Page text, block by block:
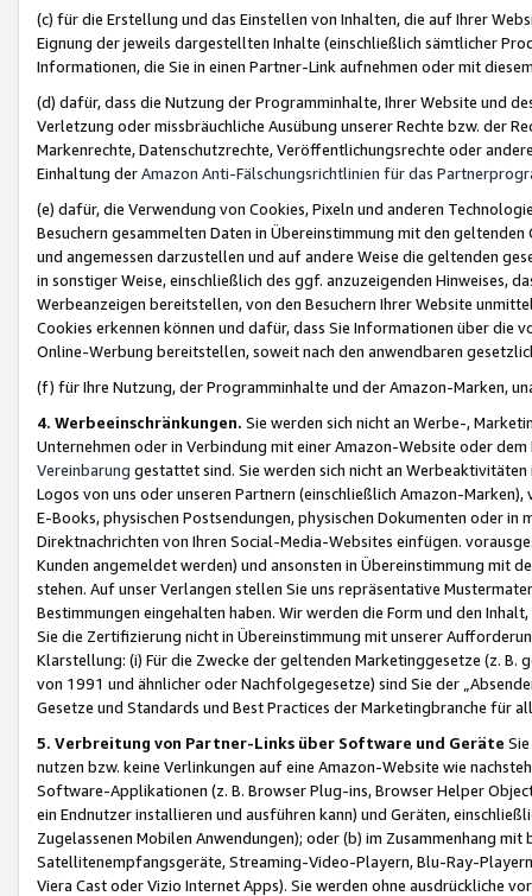
(c) für die Erstellung und das Einstellen von Inhalten, die auf Ihrer
Eignung der jeweils dargestellten Inhalte (einschließlich sämtlicher
Informationen, die Sie in einen Partner-Link aufnehmen oder mit
(d) dafür, dass die Nutzung der Programminhalte, Ihrer Website und
Verletzung oder missbräuchliche Ausübung unserer Rechte bzw. der
Markenrechte, Datenschutzrechte, Veröffentlichungsrechte oder
Einhaltung derAmazon Anti-Fälschungsrichtlinien für das
(e) dafür, die Verwendung von Cookies, Pixeln und anderen
Besuchern gesammelten Daten in Übereinstimmung mit den
und angemessen darzustellen und auf andere Weise die geltenden
in sonstiger Weise, einschließlich des ggf. anzuzeigenden Hinweises,
Werbeanzeigen bereitstellen, von den Besuchern Ihrer Website
Cookies erkennen können und dafür, dass Sie Informationen über die
Online-Werbung bereitstellen, soweit nach den anwendbaren
(f) für Ihre Nutzung, der Programminhalte und der Amazon-Marken,
4. Werbeeinschränkungen. Sie werden sich nicht an Werbe-,
Unternehmen oder in Verbindung mit einer Amazon-Website oder
Vereinbarung gestattet sind. Sie werden sich nicht an
Logos von uns oder unseren Partnern (einschließlich Amazon-
E-Books, physischen Postsendungen, physischen Dokumenten oder in
Direktnachrichten von Ihren Social-Media-Websites einfügen.
Kunden angemeldet werden) und ansonsten in Übereinstimmung mit
stehen. Auf unser Verlangen stellen Sie uns repräsentative
Bestimmungen eingehalten haben. Wir werden die Form und den
Sie die Zertifizierung nicht in Übereinstimmung mit unserer
Klarstellung: (i) Für die Zwecke der geltenden Marketinggesetze (z. B.
von 1991 und ähnlicher oder Nachfolgegesetze) sind Sie der
Gesetze und Standards und Best Practices der Marketingbranche für
5. Verbreitung von Partner-Links über Software und Geräte
nutzen bzw. keine Verlinkungen auf eine Amazon-Website wie
Software-Applikationen (z. B. Browser Plug-ins, Browser Helper
ein Endnutzer installieren und ausführen kann) und Geräten,
Zugelassenen Mobilen Anwendungen); oder (b) im Zusammenhang
Satellitenempfangsgeräte, Streaming-Video-Playern, Blu-Ray-
Viera Cast oder Vizio Internet Apps). Sie werden ohne ausdrückliche